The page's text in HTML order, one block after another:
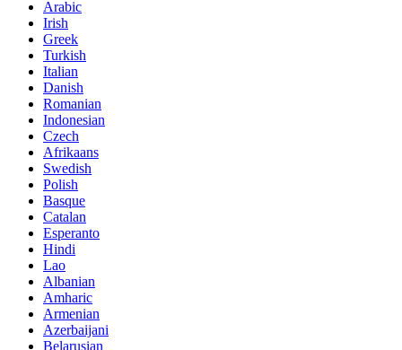
Arabic
Irish
Greek
Turkish
Italian
Danish
Romanian
Indonesian
Czech
Afrikaans
Swedish
Polish
Basque
Catalan
Esperanto
Hindi
Lao
Albanian
Amharic
Armenian
Azerbaijani
Belarusian